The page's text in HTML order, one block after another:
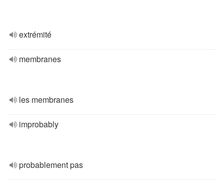
extrémité
membranes
les membranes
improbably
probablement pas